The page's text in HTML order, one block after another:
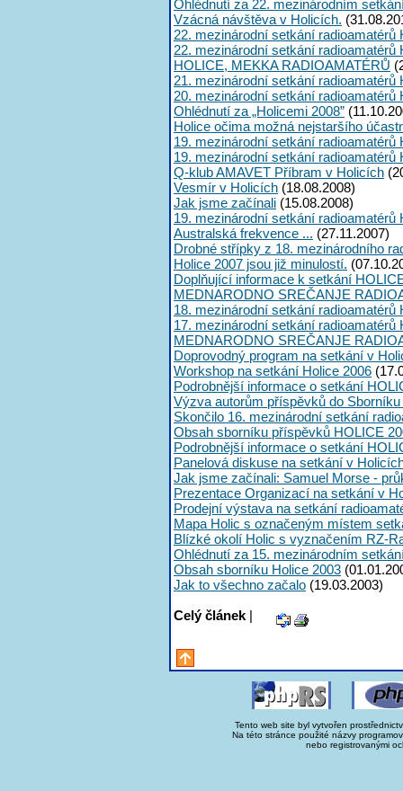
Ohlédnutí za 22. mezinárodním
Vzácná návštěva v Holicích.
22. mezinárodní setkání
22. mezinárodní setkání radioamatérů
HOLICE, MEKKA RADIOAMATÉRŮ
21. mezinárodní setkání radioamatérů
20. mezinárodní setkání radioamatérů
Ohlédnutí za „Holicemi 2008”
Holice očima možná nejstaršího
19. mezinárodní setkání radioamatérů
19. mezinárodní setkání
Q-klub AMAVET Příbram v Holicích
Vesmír v Holicích (18.08.2008)
Jak jsme začínali (15.08.2008)
19. mezinárodní setkání
Australská frekvence ... (27.11.2007)
Drobné střípky z 18. mezinárodního
Holice 2007 jsou již minulostí.
Doplňující informace k setkání
MEDNARODNO SREČANJE
18. mezinárodní setkání radioamatérů
17. mezinárodní setkání radioamatérů
MEDNARODNO SREČANJE
Doprovodný program na setkání v
Workshop na setkání Holice 2006
Podrobnější informace o setkání
Výzva autorům příspěvků do
Skončilo 16. mezinárodní setkání
Obsah sborníku příspěvků HOLICE
Podrobnější informace o setkání
Panelová diskuse na setkání v
Jak jsme začínali: Samuel Morse -
Prezentace Organizací na setkání v
Prodejní výstava na setkání
Mapa Holic s označeným místem
Blízké okolí Holic s vyznačením RZ-
Ohlédnutí za 15. mezinárodním
Obsah sborníku Holice 2003
Jak to všechno začalo (19.03.2003)
Celý článek |
Tento web site byl vytvořen
Na této stránce použité názvy
nebo registrovanými